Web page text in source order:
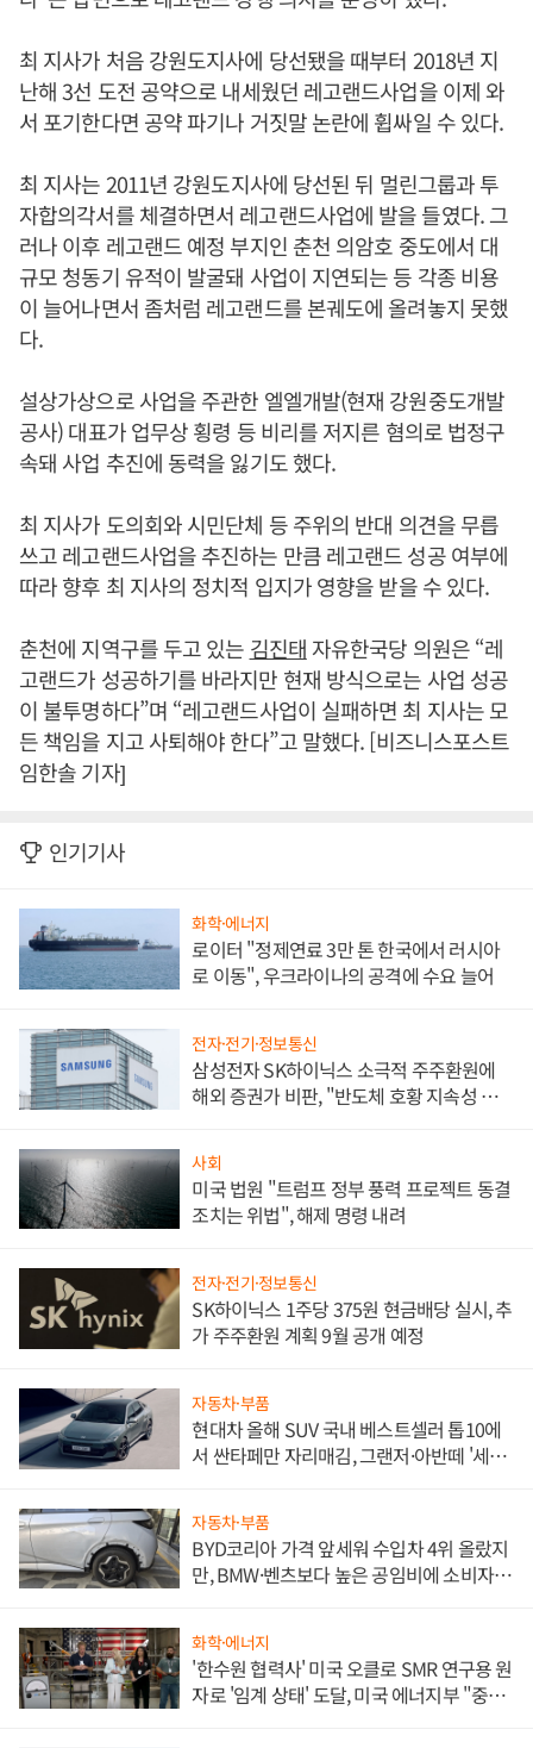
최 지사가 처음 강원도지사에 당선됐을 때부터 2018년 지
난해 3선 도전 공약으로 내세웠던 레고랜드사업을 이제 와
서 포기한다면 공약 파기나 거짓말 논란에 휩싸일 수 있다.
최 지사는 2011년 강원도지사에 당선된 뒤 멀린그룹과 투
자합의각서를 체결하면서 레고랜드사업에 발을 들였다. 그
러나 이후 레고랜드 예정 부지인 춘천 의암호 중도에서 대
규모 청동기 유적이 발굴돼 사업이 지연되는 등 각종 비용
이 늘어나면서 좀처럼 레고랜드를 본궤도에 올려놓지 못했
다.
설상가상으로 사업을 주관한 엘엘개발(현재 강원중도개발
공사) 대표가 업무상 횡령 등 비리를 저지른 혐의로 법정구
속돼 사업 추진에 동력을 잃기도 했다.
최 지사가 도의회와 시민단체 등 주위의 반대 의견을 무릅
쓰고 레고랜드사업을 추진하는 만큼 레고랜드 성공 여부에
따라 향후 최 지사의 정치적 입지가 영향을 받을 수 있다.
춘천에 지역구를 두고 있는 김진태 자유한국당 의원은 “레
고랜드가 성공하기를 바라지만 현재 방식으로는 사업 성공
이 불투명하다”며 “레고랜드사업이 실패하면 최 지사는 모
든 책임을 지고 사퇴해야 한다”고 말했다. [비즈니스포스트
임한솔 기자]
인기기사
화학·에너지
로이터 "정제연료 3만 톤 한국에서 러시아
로 이동", 우크라이나의 공격에 수요 늘어
전자·전기·정보통신
삼성전자 SK하이닉스 소극적 주주환원에
해외 증권가 비판, "반도체 호황 지속성 의
사회
미국 법원 "트럼프 정부 풍력 프로젝트 동결
조치는 위법", 해제 명령 내려
전자·전기·정보통신
SK하이닉스 1주당 375원 현금배당 실시, 추
가 주주환원 계획 9월 공개 예정
자동차·부품
현대차 올해 SUV 국내 베스트셀러 톱10에
서 싼타페만 자리매김, 그랜저·아반떼 '세단
자동차·부품
BYD코리아 가격 앞세워 수입차 4위 올랐지
만, BMW·벤츠보다 높은 공임비에 소비자
화학·에너지
'한수원 협력사' 미국 오클로 SMR 연구용 원
자로 '임계 상태' 도달, 미국 에너지부 "중요